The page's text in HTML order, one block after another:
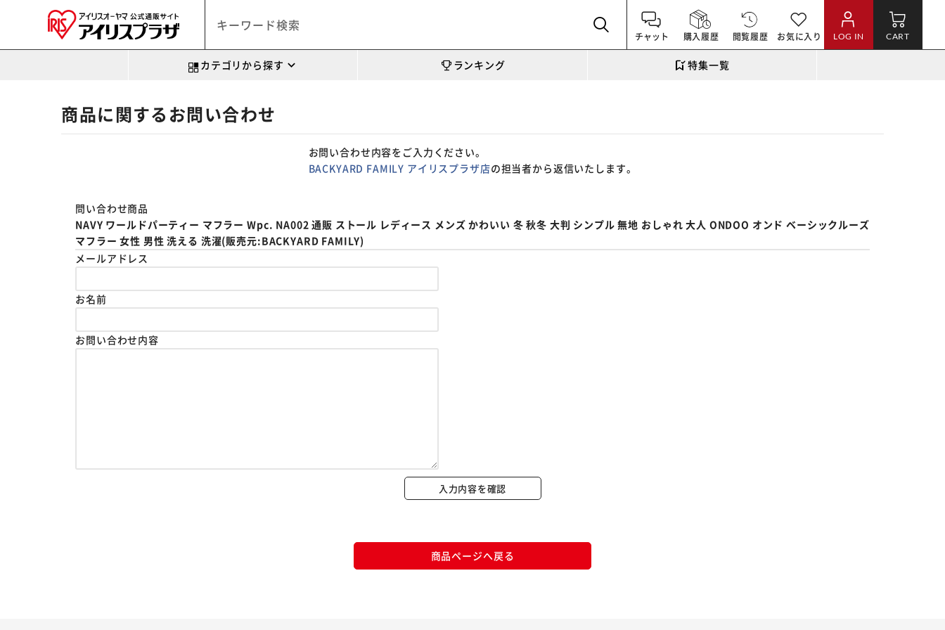
チャット 購入履歴 閲覧履歴 お気に入り LOG IN CART
カテゴリから探す ランキング 特集一覧
商品に関するお問い合わせ
お問い合わせ内容をご入力ください。
BACKYARD FAMILY アイリスプラザ店の担当者から返信いたします。
問い合わせ商品
NAVY ワールドパーティー マフラー Wpc. NA002 通販 ストール レディース メンズ かわいい 冬 秋冬 大判 シンプル 無地 おしゃれ 大人 ONDOO オンド ベーシックルーズ
マフラー 女性 男性 洗える 洗濯(販売元:BACKYARD FAMILY)
メールアドレス
お名前
お問い合わせ内容
入力内容を確認
商品ページへ戻る
カートに入れる